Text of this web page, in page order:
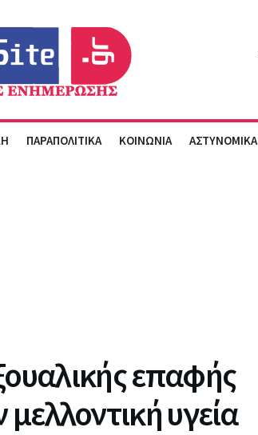
ΠΑΡΑΠΟΛΙΤΙΚΑ ΚΟΙΝΩΝΙΑ ΑΣΤΥΝΟΜΙΚΑ
επαφής
υγεία